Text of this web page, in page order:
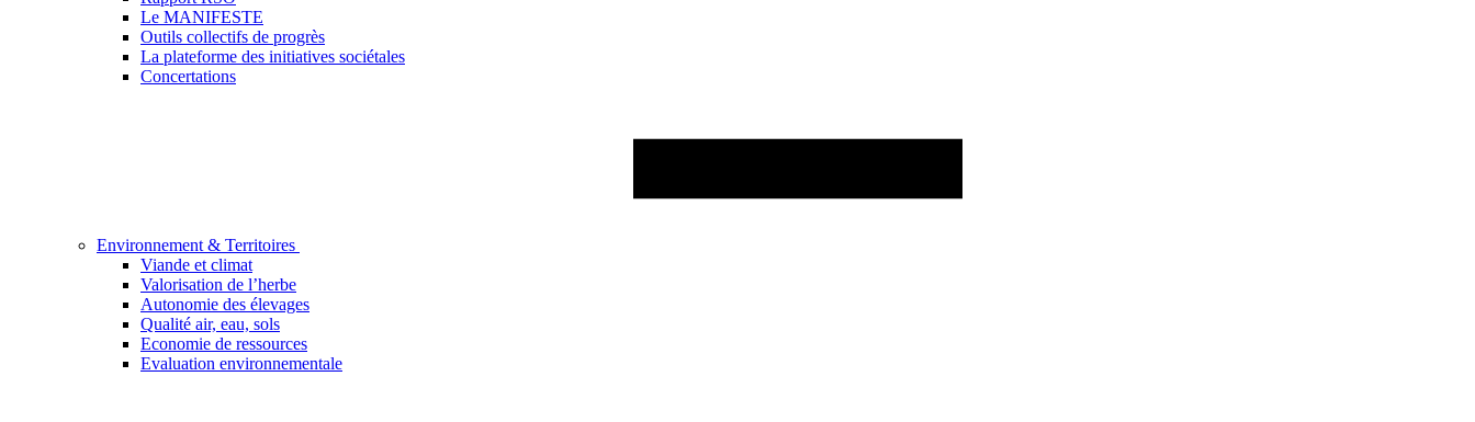
Le MANIFESTE
Outils collectifs de progrès
La plateforme des initiatives sociétales
Concertations
Environnement & Territoires
Viande et climat
Valorisation de l’herbe
Autonomie des élevages
Qualité air, eau, sols
Economie de ressources
Evaluation environnementale